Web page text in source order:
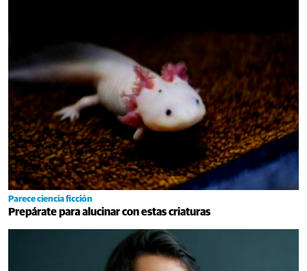
Parece ciencia ficción
Prepárate para alucinar con estas criaturas